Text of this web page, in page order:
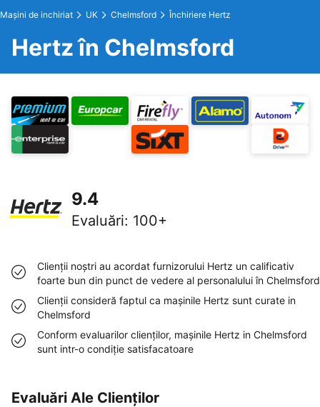
Maşini de inchiriat UK Chelmsford Închiriere Hertz
Hertz în Chelmsford
9.4
Evaluări: 100+
Clienţii noştri au acordat furnizorului Hertz un calificativ
foarte bun din punct de vedere al personalului în Chelmsford
Clienţii consideră faptul ca maşinile Hertz sunt curate in
Chelmsford
Conform evaluarilor clienţilor, maşinile Hertz in Chelmsford
sunt intr-o condiţie satisfacatoare
Evaluări Ale Clienților